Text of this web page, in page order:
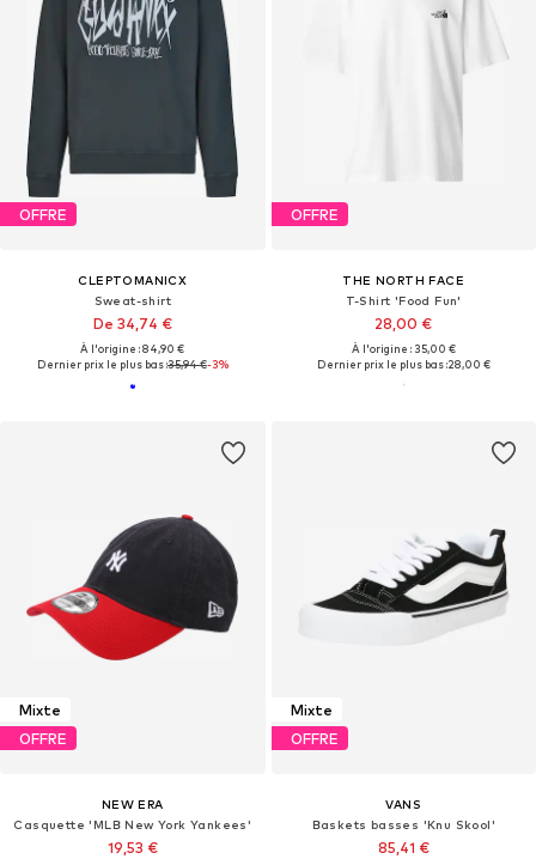
OFFRE
CLEPTOMANICX
Sweat-shirt
De 34,74 €
À l'origine : 84,90 €
Dernier prix le plus bas :35,94 €-3%
OFFRE
THE NORTH FACE
T-Shirt 'Food Fun'
28,00 €
À l'origine : 35,00 €
Dernier prix le plus bas :28,00 €
Mixte
OFFRE
NEW ERA
Casquette 'MLB New York Yankees'
19,53 €
Mixte
OFFRE
VANS
Baskets basses 'Knu Skool'
85,41 €